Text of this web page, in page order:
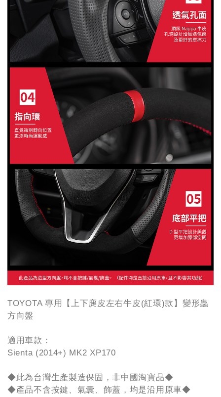
TOYOTA 專用【上下麂皮左右牛皮(紅環)款】變形蟲
方向盤
適用車款：
Sienta (2014+) MK2 XP170
◆此為台灣生產製造保固，非中國淘寶品◆
◆產品不含按鍵、氣囊、飾蓋，均是沿用原車◆